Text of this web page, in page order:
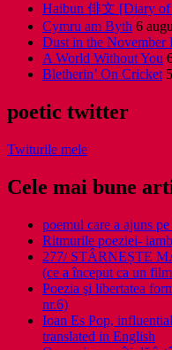
Haibun 俳文 [Diary of
Cymru am Byth 6
Dust in the November
A World Without You
Bletherin’ On Cricket
poetic twitter
Twiturile mele
Cele mai bune
poemul care a ajuns
Ritmurile poeziei-
277/ STÂRNEȘTE
(ce a început ca un
Poezia şi libertatea
nr.6)
Ioan Es Pop,
translated in English